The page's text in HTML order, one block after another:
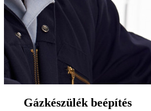
Gázkészülék beépítés